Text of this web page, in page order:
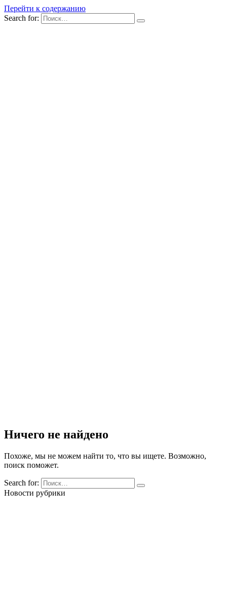
Перейти к содержанию
Search for:
Ничего не найдено
Похоже, мы не можем найти то, что вы ищете. Возможно,
поиск поможет.
Search for:
Новости рубрики